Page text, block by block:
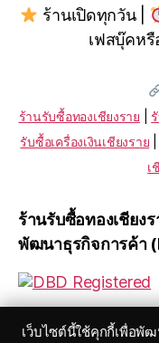
ร้านเปิดทุกวัน |
เฟสบุ๊คห
ร้านรับซื้อทองเชียงราย
รับซื้อเครื่องเงินเชียงราย
เ
ร้านรับซื้อทองเชียง
พัฒนาธุรกิจการค้า
เว็บไซต์นี้ใช้คุกกี้เพื่อพั